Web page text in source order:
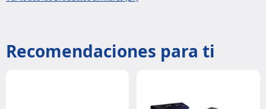
Recomendaciones para ti